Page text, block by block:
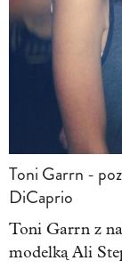
Toni Garrn -
DiCaprio
Toni Garrn z
modelką Ali